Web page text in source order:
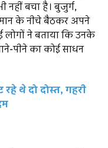
बचा है। बुजुर्ग,
के नीचे बैठकर अपने
लोगों ने बताया कि उनके
पीने का कोई साधन
थे दो दोस्त, गहरी